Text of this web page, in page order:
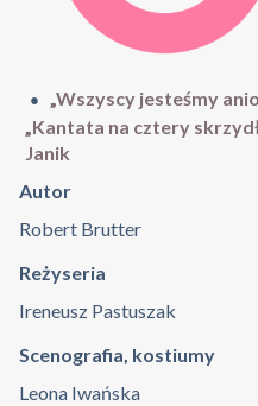
„Wszyscy jesteśmy
„Kantata na cztery
Janik
Autor
Robert Brutter
Reżyseria
Ireneusz Pastuszak
Scenografia, kostiumy
Leona Iwańska